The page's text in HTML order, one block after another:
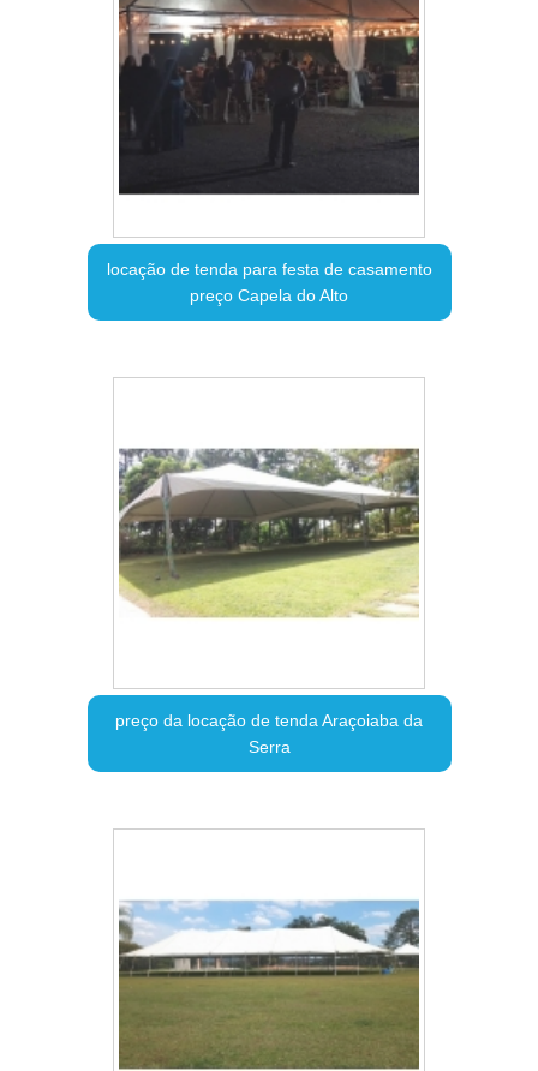
locação de tenda para festa de casamento
preço Capela do Alto
preço da locação de tenda Araçoiaba da
Serra